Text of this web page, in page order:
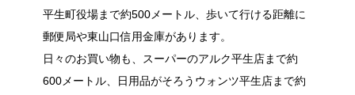
平生町役場まで約500メートル、歩いて行ける距離に
郵便局や東山口信用金庫があります。
日々のお買い物も、スーパーのアルク平生店まで約
600メートル、日用品がそろうウォンツ平生店まで約